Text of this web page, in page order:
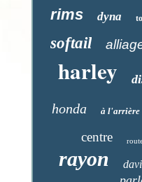
rims dyna
softail
harley
honda à l'arrière
centre
rayon